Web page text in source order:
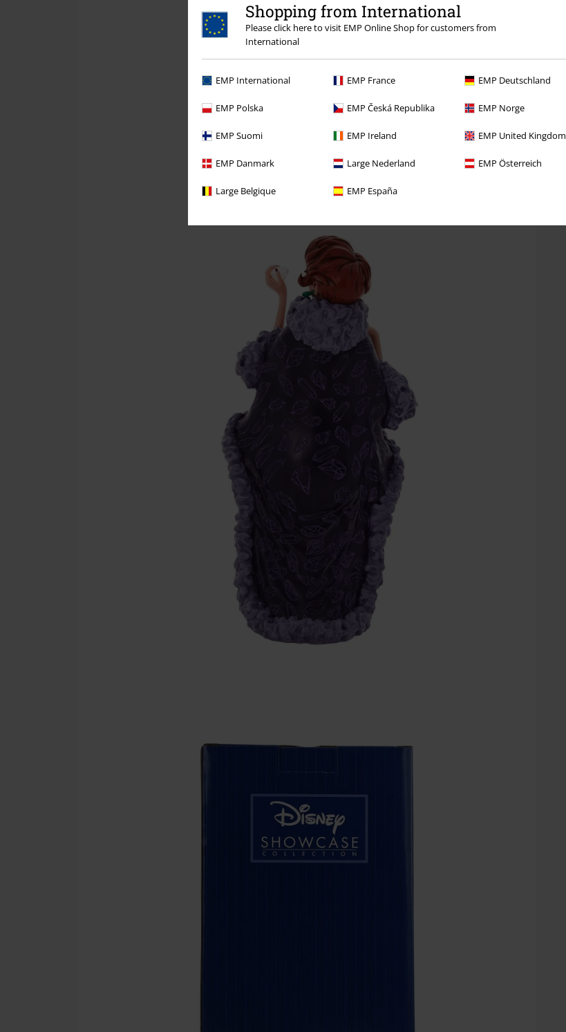
Shopping from International
Please click here to visit EMP Online Shop for customers from
International
EMP International EMP France EMP Deutschland
EMP Polska EMP Česká Republika EMP Norge
EMP Suomi EMP Ireland EMP United Kingdom
EMP Danmark Large Nederland EMP Österreich
Large Belgique EMP España